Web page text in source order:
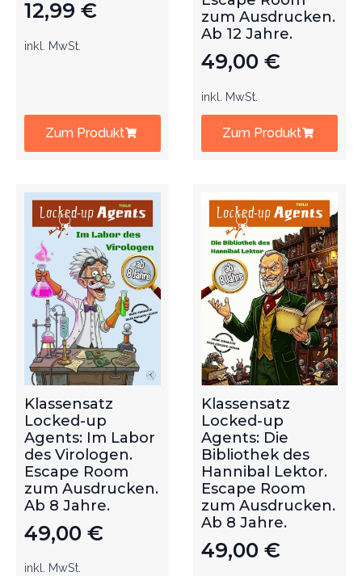
12,99 €
inkl. MwSt.
Zum Produkt
zum Ausdrucken.
Ab 12 Jahre.
49,00 €
inkl. MwSt.
Zum Produkt
Klassensatz
Locked-up
Agents: Im Labor
des Virologen.
Escape Room
zum Ausdrucken.
Ab 8 Jahre.
49,00 €
inkl. MwSt.
Klassensatz
Locked-up
Agents: Die
Bibliothek des
Hannibal Lektor.
Escape Room
zum Ausdrucken.
Ab 8 Jahre.
49,00 €